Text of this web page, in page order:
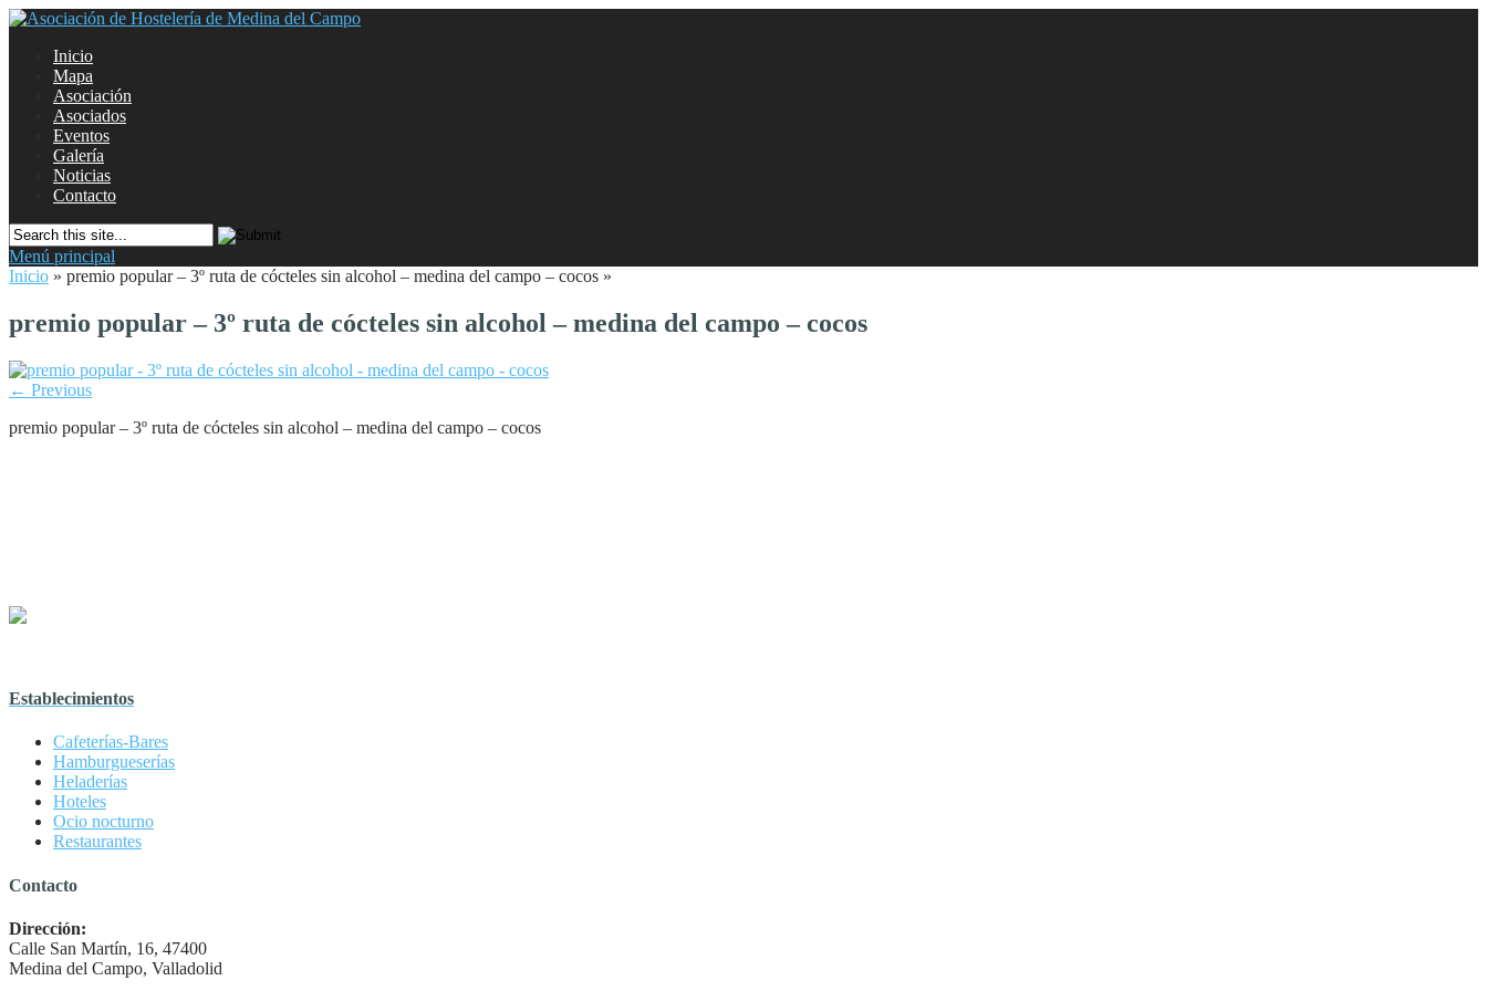
Inicio
Mapa
Asociación
Asociados
Eventos
Galería
Noticias
Contacto
Menú principal
Inicio » premio popular – 3º ruta de cócteles sin alcohol – medina del campo – cocos »
premio popular – 3º ruta de cócteles sin alcohol – medina del campo – cocos
← Previous
premio popular – 3º ruta de cócteles sin alcohol – medina del campo – cocos
Establecimientos
Cafeterías-Bares
Hamburgueserías
Heladerías
Hoteles
Ocio nocturno
Restaurantes
Contacto
Dirección:
Calle San Martín, 16, 47400
Medina del Campo, Valladolid